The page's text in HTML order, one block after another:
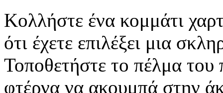
Κολλήστε ένα κομμάτι
ότι έχετε επιλέξει μια
Τοποθετήστε το πέλμα του
φτέρνα να ακουμπά στην